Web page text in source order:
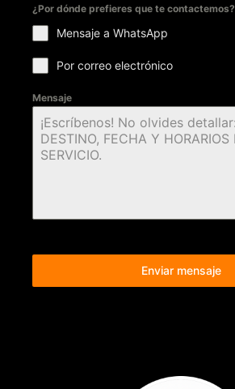
¿Por dónde prefieres que te contactemos?
Mensaje a WhatsApp
Por correo electrónico
Mensaje
Enviar mensaje